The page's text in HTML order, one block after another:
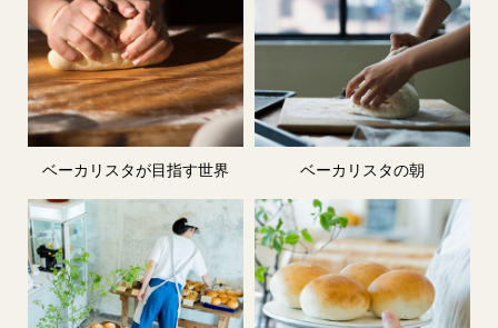
ベーカリスタが目指す世界 ベーカリスタの朝